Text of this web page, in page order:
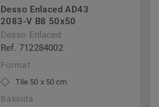
Desso Enlaced AD43
2083-V B8 50x50
Desso Enlaced
Ref. 712284002
Format
Tile 50 x 50 cm
Baksida